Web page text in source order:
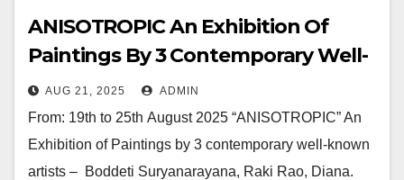
ANISOTROPIC An Exhibition Of
Paintings By 3 Contemporary Well-
Known Artists In Jehangir Art
Gallery
AUG 21, 2025 ADMIN
From: 19th to 25th August 2025 “ANISOTROPIC” An
Exhibition of Paintings by 3 contemporary well-known
artists – Boddeti Suryanarayana, Raki Rao, Diana.